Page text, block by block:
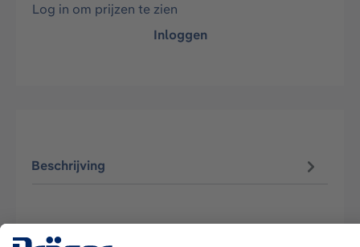
Log in om prijzen te zien
Inloggen
Beschrijving